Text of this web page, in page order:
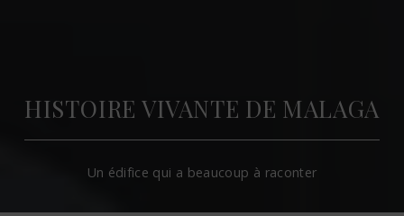
HISTOIRE VIVANTE DE MALAGA
Un édifice qui a beaucoup à raconter